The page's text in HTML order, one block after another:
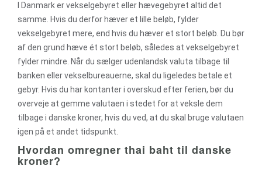
I Danmark er vekselgebyret eller hævegebyret altid det
samme. Hvis du derfor hæver et lille beløb, fylder
vekselgebyret mere, end hvis du hæver et stort beløb. Du bør
af den grund hæve ét stort beløb, således at vekselgebyret
fylder mindre. Når du sælger udenlandsk valuta tilbage til
banken eller vekselbureauerne, skal du ligeledes betale et
gebyr. Hvis du har kontanter i overskud efter ferien, bør du
overveje at gemme valutaen i stedet for at veksle dem
tilbage i danske kroner, hvis du ved, at du skal bruge valutaen
igen på et andet tidspunkt.
Hvordan omregner thai baht til danske
kroner?